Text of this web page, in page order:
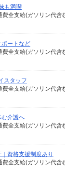
も満喫
全支給(ガソリン代含
ートなど
全支給(ガソリン代含
スタッフ
全支給(ガソリン代含
む介護へ
全支給(ガソリン代含
資格支援制度あり
全支給(ガソリン代含